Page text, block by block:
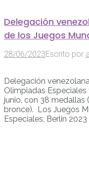
Delegación
de los Juegos
28/06/2023Escrito por
Delegación
Olimpiadas
junio, con 38 medallas
bronce). Los Juegos
Especiales, Berlin 2023